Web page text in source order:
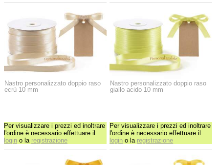
Nastro personalizzato doppio raso
ecrù 10 mm
Per visualizzare i prezzi ed inoltrare
l'ordine è necessario effettuare il
login o la registrazione
Nastro personalizzato doppio raso
giallo acido 10 mm
Per visualizzare i prezzi ed inoltrare
l'ordine è necessario effettuare il
login o la registrazione